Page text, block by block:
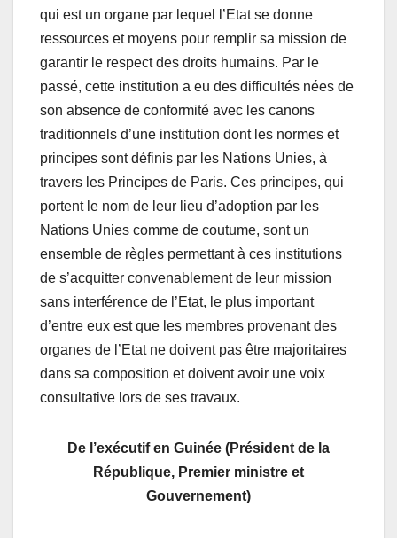
qui est un organe par lequel l’Etat se donne
ressources et moyens pour remplir sa mission de
garantir le respect des droits humains. Par le
passé, cette institution a eu des difficultés nées de
son absence de conformité avec les canons
traditionnels d’une institution dont les normes et
principes sont définis par les Nations Unies, à
travers les Principes de Paris. Ces principes, qui
portent le nom de leur lieu d’adoption par les
Nations Unies comme de coutume, sont un
ensemble de règles permettant à ces institutions
de s’acquitter convenablement de leur mission
sans interférence de l’Etat, le plus important
d’entre eux est que les membres provenant des
organes de l’Etat ne doivent pas être majoritaires
dans sa composition et doivent avoir une voix
consultative lors de ses travaux.
De l’exécutif en Guinée (Président de la
République, Premier ministre et
Gouvernement)